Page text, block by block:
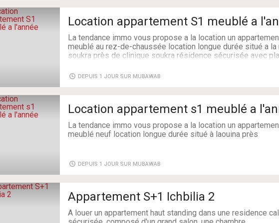
Type de transaction: À Louer
Superficie: 65 m²
Salles de bains: 1
Chambres: 1
- une salle de bain avec cabine de douche
-une cuisine bien équipée (micro onde, réfrigérateur, et tous
nécessaires pour cuisson)
-place de parking
minimum 3 nuits
Superficie: 64 m²
Salles de bains: 1
Chambres: 1
Location appartement S1 meublé a
La tendance immo vous propose a la location un
meublé au rez-de-chaussée location longue durée situé a la
soukra près de clinique soukra résidence sécurisée avec
Type de bien: Appartement
DEPUIS 1 JOUR SUR MUBAWAB
Location appartement s1 meublé a
La tendance immo vous propose a la location un
meublé neuf location longue durée situé à laouina près
Type de bien: Appartement
DEPUIS 1 JOUR SUR MUBAWAB
Appartement S+1 Ichbilia 2
A louer un appartement haut standing dans une residence